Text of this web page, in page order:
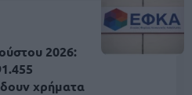
2026:
δουν χρήματα